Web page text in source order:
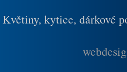
Květiny, kytice, dárkové